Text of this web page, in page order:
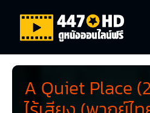
A Quiet Place